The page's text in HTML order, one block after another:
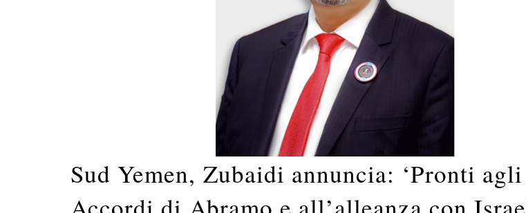
Sud Yemen, Zubaidi annuncia: ‘Pronti agli